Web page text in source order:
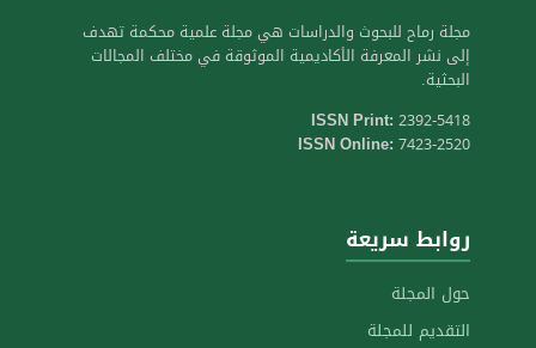
مجلة رماح للبحوث والدراسات هي مجلة علمية محكمة تهدف
إلى نشر المعرفة الأكاديمية الموثوقة في مختلف المجالات
البحثية.
ISSN Print: 2392-5418
ISSN Online: 7423-2520
روابط سريعة
حول المجلة
التقديم للمجلة